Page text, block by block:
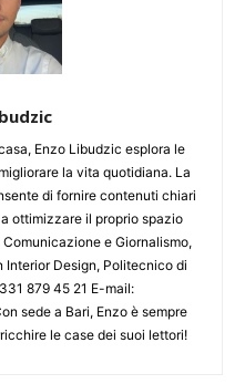
Enzo Libudzic esplora le
la vita quotidiana. La
di fornire contenuti chiari
ottimizzare il proprio spazio
e Giornalismo,
Interior Design, Politecnico di
879 45 21 E-mail:
sede a Bari, Enzo è sempre
le case dei suoi lettori!